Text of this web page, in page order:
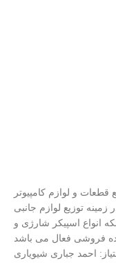
در زمینه توزیع قطعات و لوازم کامپیوتر
توزیع لوازم جانبی
انواع اسپیکر شارژی و
فروشی فعال می باشد
احمد جباری شیویاری